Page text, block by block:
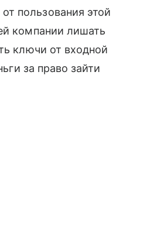
пользования этой
компании лишать
ключи от входной
за право зайти